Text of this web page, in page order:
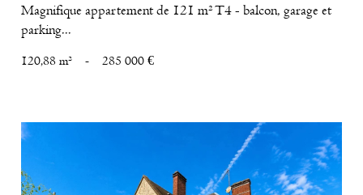
Magnifique appartement de 121 m² T4 - balcon, garage et
parking...
120,88 m² - 285 000 €